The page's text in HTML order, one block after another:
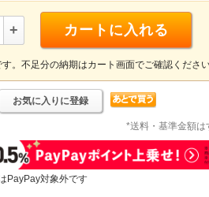
+ カートに入れる
。不足分の納期はカート画面でご確認ください
お気に入りに登録
*送料・基準金額は
PayPay対象外です